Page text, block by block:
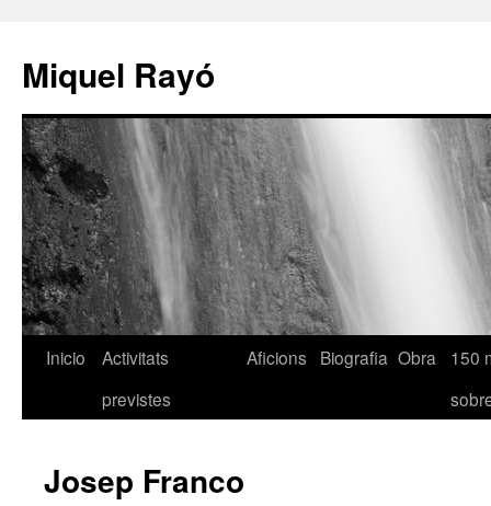
Miquel Rayó
Inicio
Activitats
previstes
Aficions Biografia Obra
150
Josep Franco